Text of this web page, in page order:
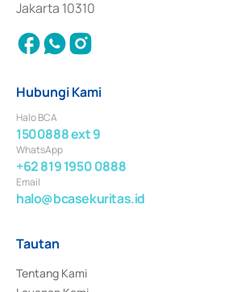
Jakarta 10310
Hubungi Kami
Halo BCA
1500888 ext 9
WhatsApp
+62 819 1950 0888
Email
halo@bcasekuritas.id
Tautan
Tentang Kami